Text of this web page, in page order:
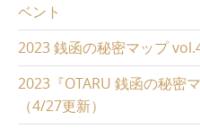
ベント
2023 銭函の秘密マップ
2023『OTARU 銭函の秘密
（4/27更新）